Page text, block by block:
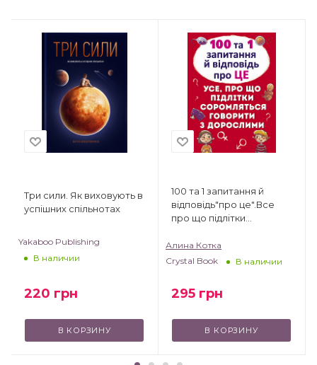
Три сили. Як виховують в
успішних спільнотах
Yakaboo Publishing
В наличии
220 грн
В КОРЗИНУ
100 та 1 запитання й
відповідь"про це".Все
про що підлітки
дорослими
Алина Котка
Crystal Book
В наличии
295 грн
В КОРЗИНУ